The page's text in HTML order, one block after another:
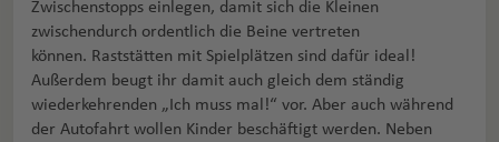
Zwischenstopps einlegen, damit sich die Kleinen
zwischendurch ordentlich die Beine vertreten
können. Raststätten mit Spielplätzen sind dafür ideal!
Außerdem beugt ihr damit auch gleich dem ständig
wiederkehrenden „Ich muss mal!“ vor. Aber auch während
der Autofahrt wollen Kinder beschäftigt werden. Neben